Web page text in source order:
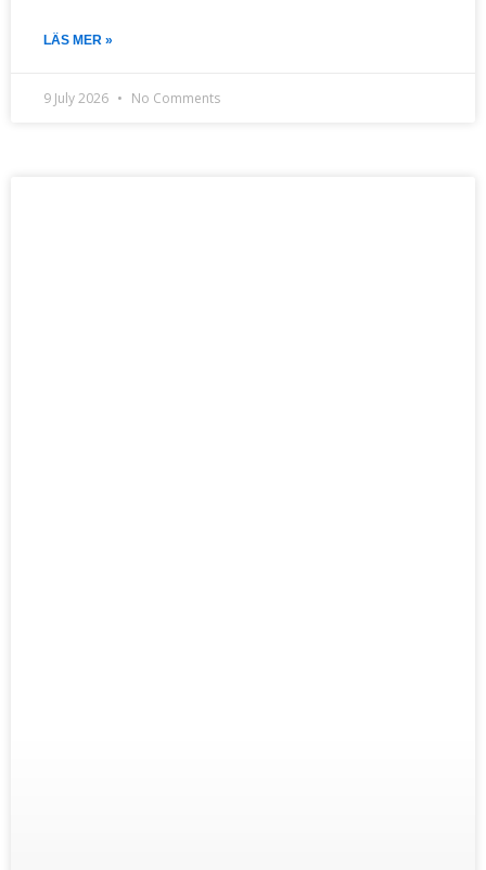
LÄS MER »
9 July 2026 No Comments